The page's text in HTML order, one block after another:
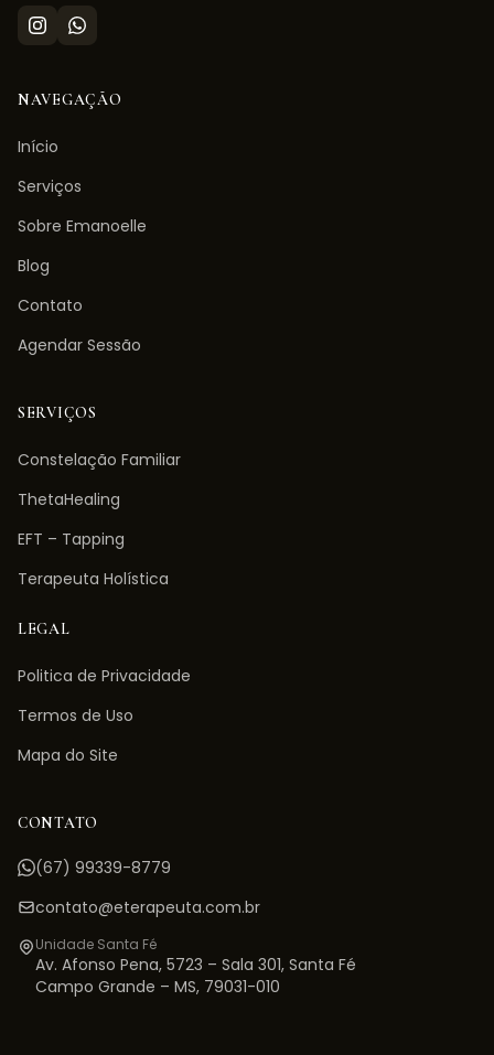
NAVEGAÇÃO
Início
Serviços
Sobre Emanoelle
Blog
Contato
Agendar Sessão
SERVIÇOS
Constelação Familiar
ThetaHealing
EFT – Tapping
Terapeuta Holística
LEGAL
Politica de Privacidade
Termos de Uso
Mapa do Site
CONTATO
(67) 99339-8779
contato@eterapeuta.com.br
Unidade Santa Fé
Av. Afonso Pena, 5723 – Sala 301, Santa Fé
Campo Grande – MS, 79031-010